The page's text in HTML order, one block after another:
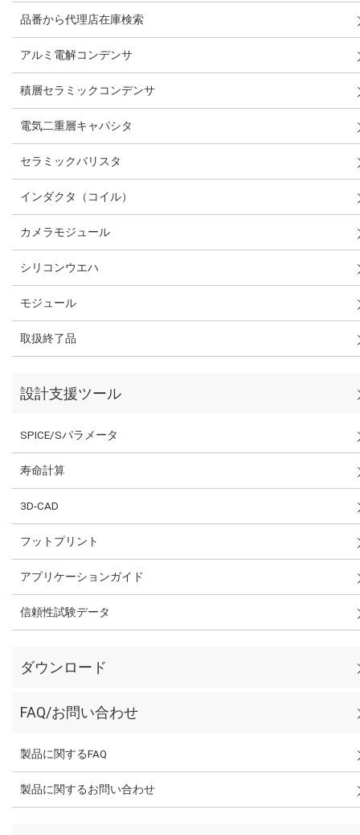
品番から代理店在庫検索
アルミ電解コンデンサ
積層セラミックコンデンサ
電気二重層キャパシタ
セラミックバリスタ
インダクタ（コイル）
カメラモジュール
シリコンウエハ
モジュール
取扱終了品
設計支援ツール
SPICE/Sパラメータ
寿命計算
3D-CAD
フットプリント
アプリケーションガイド
信頼性試験データ
ダウンロード
FAQ/お問い合わせ
製品に関するFAQ
製品に関するお問い合わせ